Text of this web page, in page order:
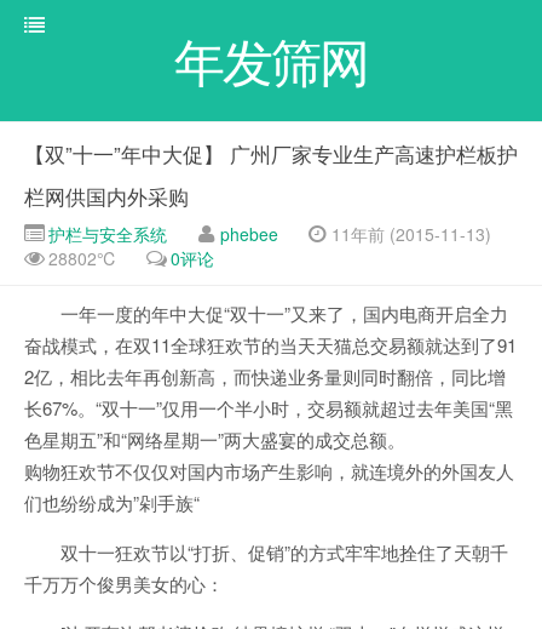
年发筛网
【双”十一”年中大促】 广州厂家专业生产高速护栏板护
栏网供国内外采购
护栏与安全系统 phebee
11年前 (2015-11-13)
28802℃
0评论
一年一度的年中大促“双十一”又来了，国内电商开启全力
奋战模式，在双11全球狂欢节的当天天猫总交易额就达到了91
2亿，相比去年再创新高，而快递业务量则同时翻倍，同比增
长67%。“双十一”仅用一个半小时，交易额就超过去年美国“黑
色星期五”和“网络星期一”两大盛宴的成交总额。
购物狂欢节不仅仅对国内市场产生影响，就连境外的外国友人
们也纷纷成为”剁手族“
双十一狂欢节以“打折、促销”的方式牢牢地拴住了天朝千
千万万个俊男美女的心：